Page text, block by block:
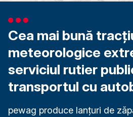
Cea mai bună
meteorologice
serviciul rutier
transportul cu
pewag produce lanțuri de